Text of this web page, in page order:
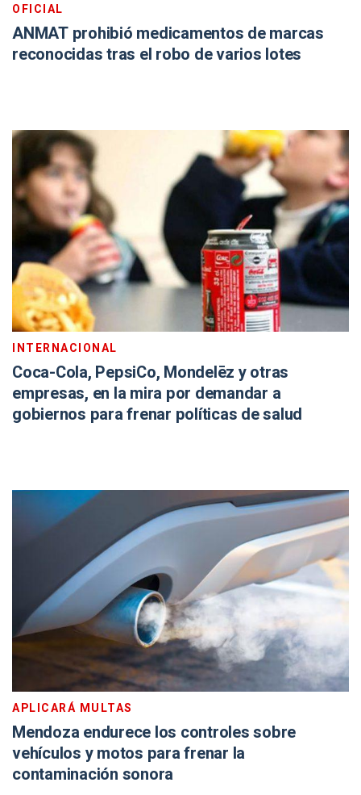
OFICIAL
ANMAT prohibió medicamentos de marcas
reconocidas tras el robo de varios lotes
INTERNACIONAL
Coca-Cola, PepsiCo, Mondelēz y otras
empresas, en la mira por demandar a
gobiernos para frenar políticas de salud
APLICARÁ MULTAS
Mendoza endurece los controles sobre
vehículos y motos para frenar la
contaminación sonora